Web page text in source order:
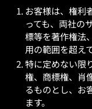
お客様は、権利
っても、両社の
標等を著作権法
用の範囲を超え
特に定めない限
権、商標権、肖
るものとし、お
ます。